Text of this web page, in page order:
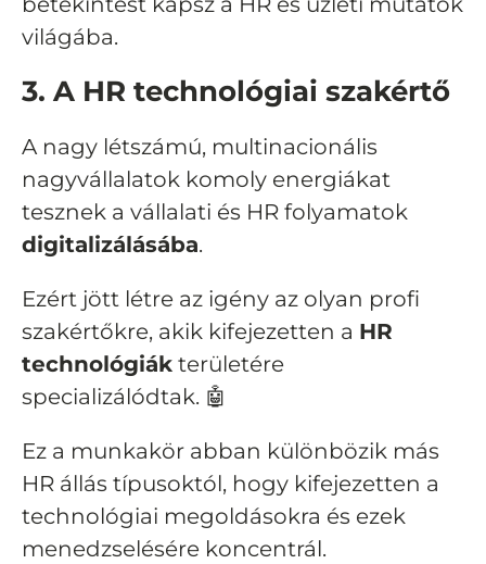
világába.
3. A HR technológiai szakértő
A nagy létszámú, multinacionális
nagyvállalatok komoly energiákat
tesznek a vállalati és HR folyamatok
digitalizálásába.
Ezért jött létre az igény az olyan profi
szakértőkre, akik kifejezetten a HR
technológiák területére
specializálódtak. 🤖
Ez a munkakör abban különbözik más
HR állás típusoktól, hogy kifejezetten a
technológiai megoldásokra és ezek
menedzselésére koncentrál.